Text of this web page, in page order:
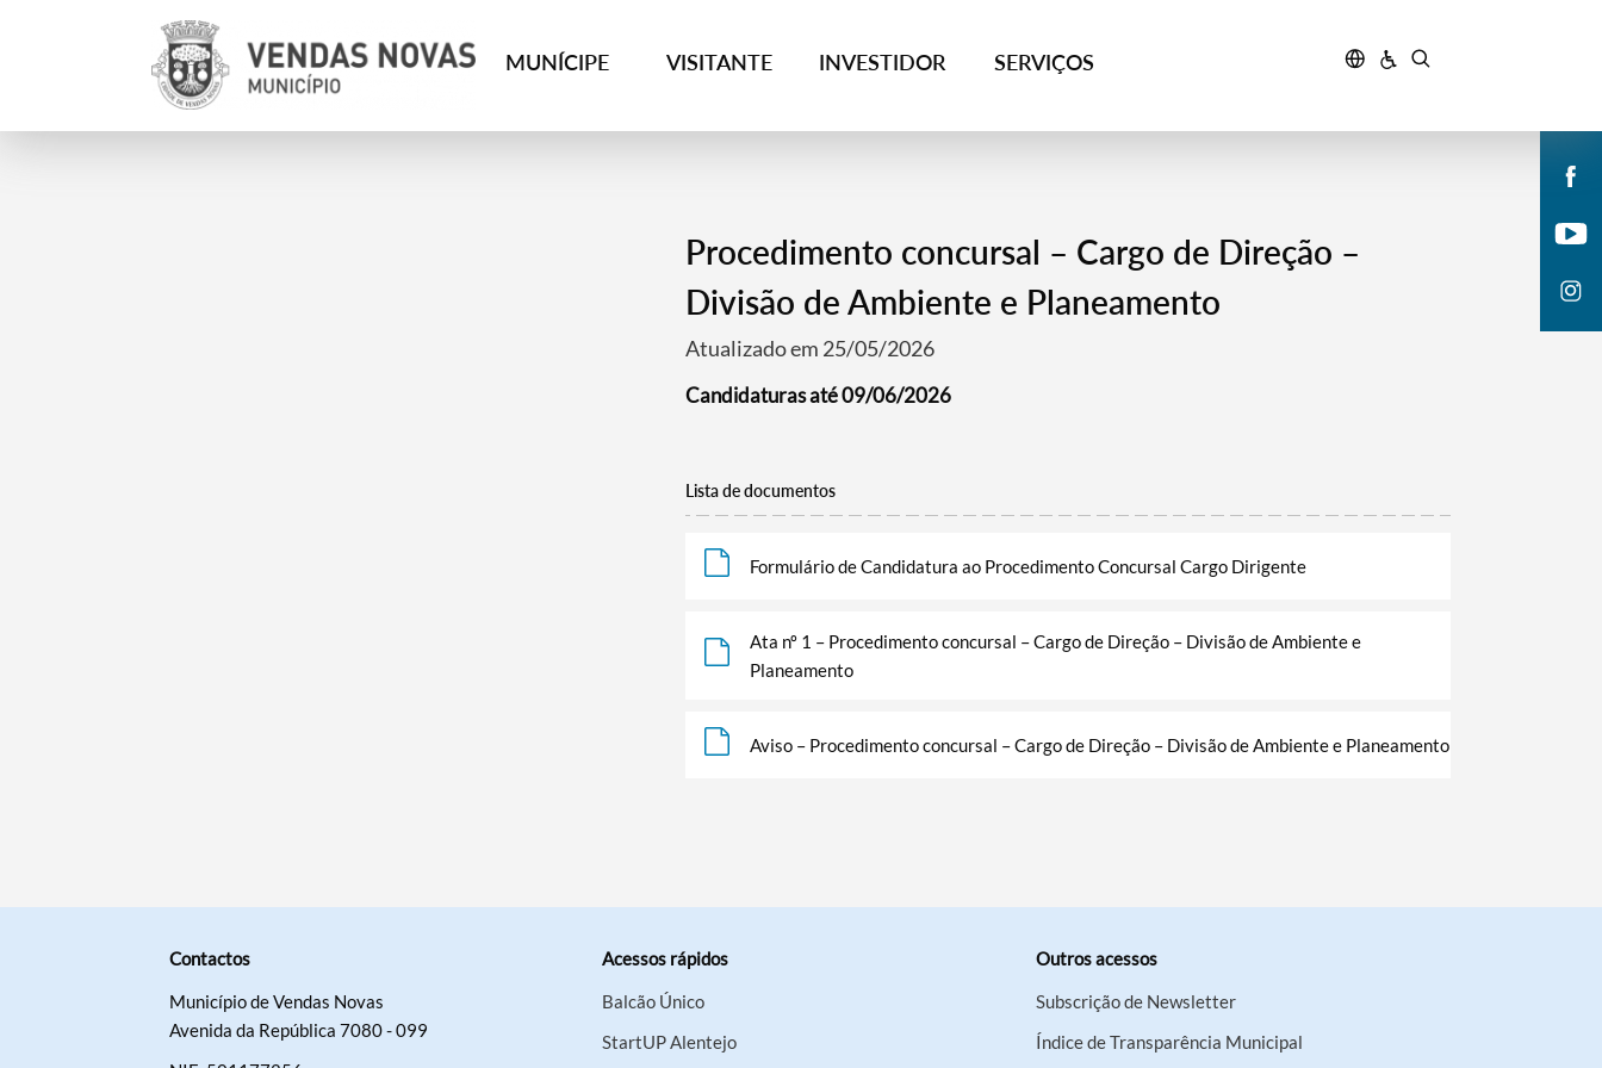
MUNÍCIPE VISITANTE INVESTIDOR SERVIÇOS
Procedimento concursal – Cargo de Direção –
Divisão de Ambiente e Planeamento
Atualizado em 25/05/2026
Candidaturas até 09/06/2026
Lista de documentos
Formulário de Candidatura ao Procedimento Concursal Cargo Dirigente
Ata nº 1 – Procedimento concursal – Cargo de Direção – Divisão de Ambiente e
Planeamento
Aviso – Procedimento concursal – Cargo de Direção – Divisão de Ambiente e Planeamento
Contactos
Município de Vendas Novas
Avenida da República 7080 - 099
Acessos rápidos
Balcão Único
StartUP Alentejo
Outros acessos
Subscrição de Newsletter
Índice de Transparência Municipal